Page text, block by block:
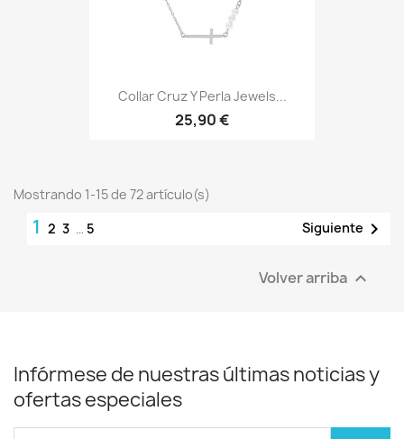
Collar Cruz Y Perla Jewels...
25,90 €
Mostrando 1-15 de 72 artículo(s)
1 2 3 … 5 Siguiente 
Volver arriba 
Infórmese de nuestras últimas noticias y
ofertas especiales